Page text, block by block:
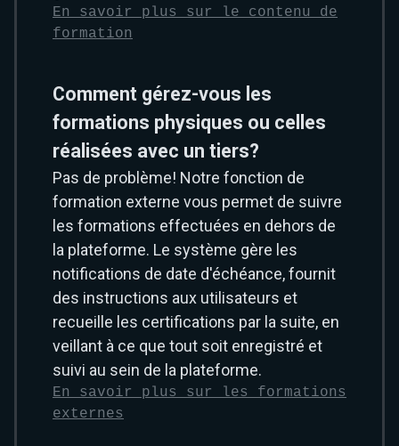
En savoir plus sur le contenu de
formation
Comment gérez-vous les
formations physiques ou celles
réalisées avec un tiers?
Pas de problème! Notre fonction de
formation externe vous permet de suivre
les formations effectuées en dehors de
la plateforme. Le système gère les
notifications de date d'échéance, fournit
des instructions aux utilisateurs et
recueille les certifications par la suite, en
veillant à ce que tout soit enregistré et
suivi au sein de la plateforme.
En savoir plus sur les formations
externes